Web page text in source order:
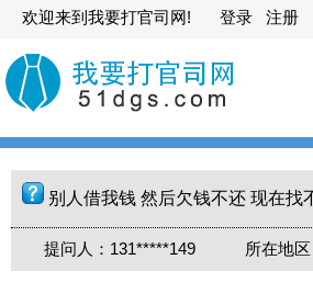
欢迎来到我要打官司网! 登录 注册
别人借我钱 然后欠钱不还 现在
提问人：131*****149 所在地区